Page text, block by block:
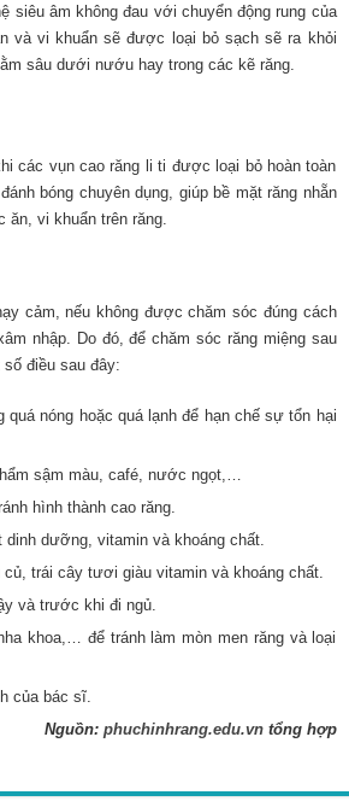
siêu âm không đau với chuyển động rung của
và vi khuẩn sẽ được loại bỏ sạch sẽ ra khỏi
sâu dưới nướu hay trong các kẽ răng.
các vụn cao răng li ti được loại bỏ hoàn toàn
bóng chuyên dụng, giúp bề mặt răng nhẵn
ăn, vi khuẩn trên răng.
cảm, nếu không được chăm sóc đúng cách
nhập. Do đó, để chăm sóc răng miệng sau
điều sau đây:
nóng hoặc quá lạnh để hạn chế sự tổn hại
sậm màu, café, nước ngọt,…
hình thành cao răng.
dưỡng, vitamin và khoáng chất.
trái cây tươi giàu vitamin và khoáng chất.
và trước khi đi ngủ.
khoa,… để tránh làm mòn men răng và loại
của bác sĩ.
Nguồn: phuchinhrang.edu.vntổng hợp